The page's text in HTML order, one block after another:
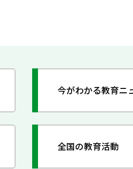
今がわかる教育ニ
全国の教育活動